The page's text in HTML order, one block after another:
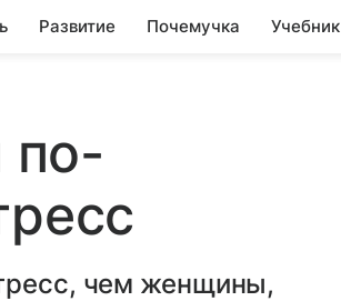
Развитие Почемучка Учебник
чем женщины,